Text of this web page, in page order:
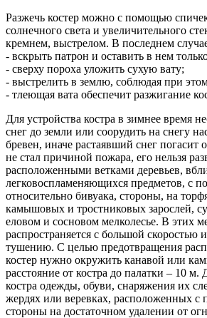
Разжечь костер можно с помощью
солнечного света и увеличительного
кремнем, выстрелом. В последнем
- вскрыть патрон и оставить в нем
- сверху пороха уложить сухую вату;
- выстрелить в землю, соблюдая при
- тлеющая вата обеспечит разжигание
Для устройства костра в зимнее время
снег до земли или соорудить на снегу
бревен, иначе растаявший снег погасит
не стал причиной пожара, его нельзя
расположенными ветками деревьев,
легковоспламеняющихся предметов, с
относительно бивуака, стороны, на
камышовых и тростниковых зарослей,
еловом и сосновом мелколесье. В этих
распространяется с большой скоростью
тушению. С целью предотвращения
костер нужно окружить канавой или
расстояние от костра до палатки – 10
костра одежды, обуви, снаряжения их
жердях или веревках, расположенных с
стороны на достаточном удалении от